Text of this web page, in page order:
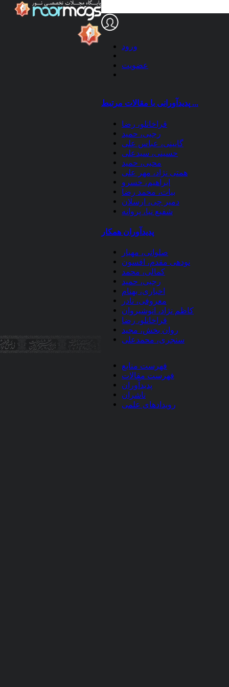
ورود
عضویت
پدیدآورانی با مقالات مرتبط ...
قراخانلو، رضا
رجبی، حمید
گایینی، عباس علی
حسینی، سیدعلی
محبی، حمید
همتی نژاد، مهر علی
ابراهيم، خسرو
بیات، محمد رضا
دمیر چی، ارسلان
شفیع نیا، پروانه
پدیدآوران همکار
صلواتی، مهیار
نودهی مقدم، افسون
کمالی، محمد
رجبی، حمید
اخباری، بهنام
معروفی، نادر
کاظم نژاد، انوشیروان
قراخانلو، رضا
روان بخش، مجید
سنجری، محمدعلی
فهرست منابع
فهرست مقالات
پدیدآوران
ناشران
رویدادهای علمی